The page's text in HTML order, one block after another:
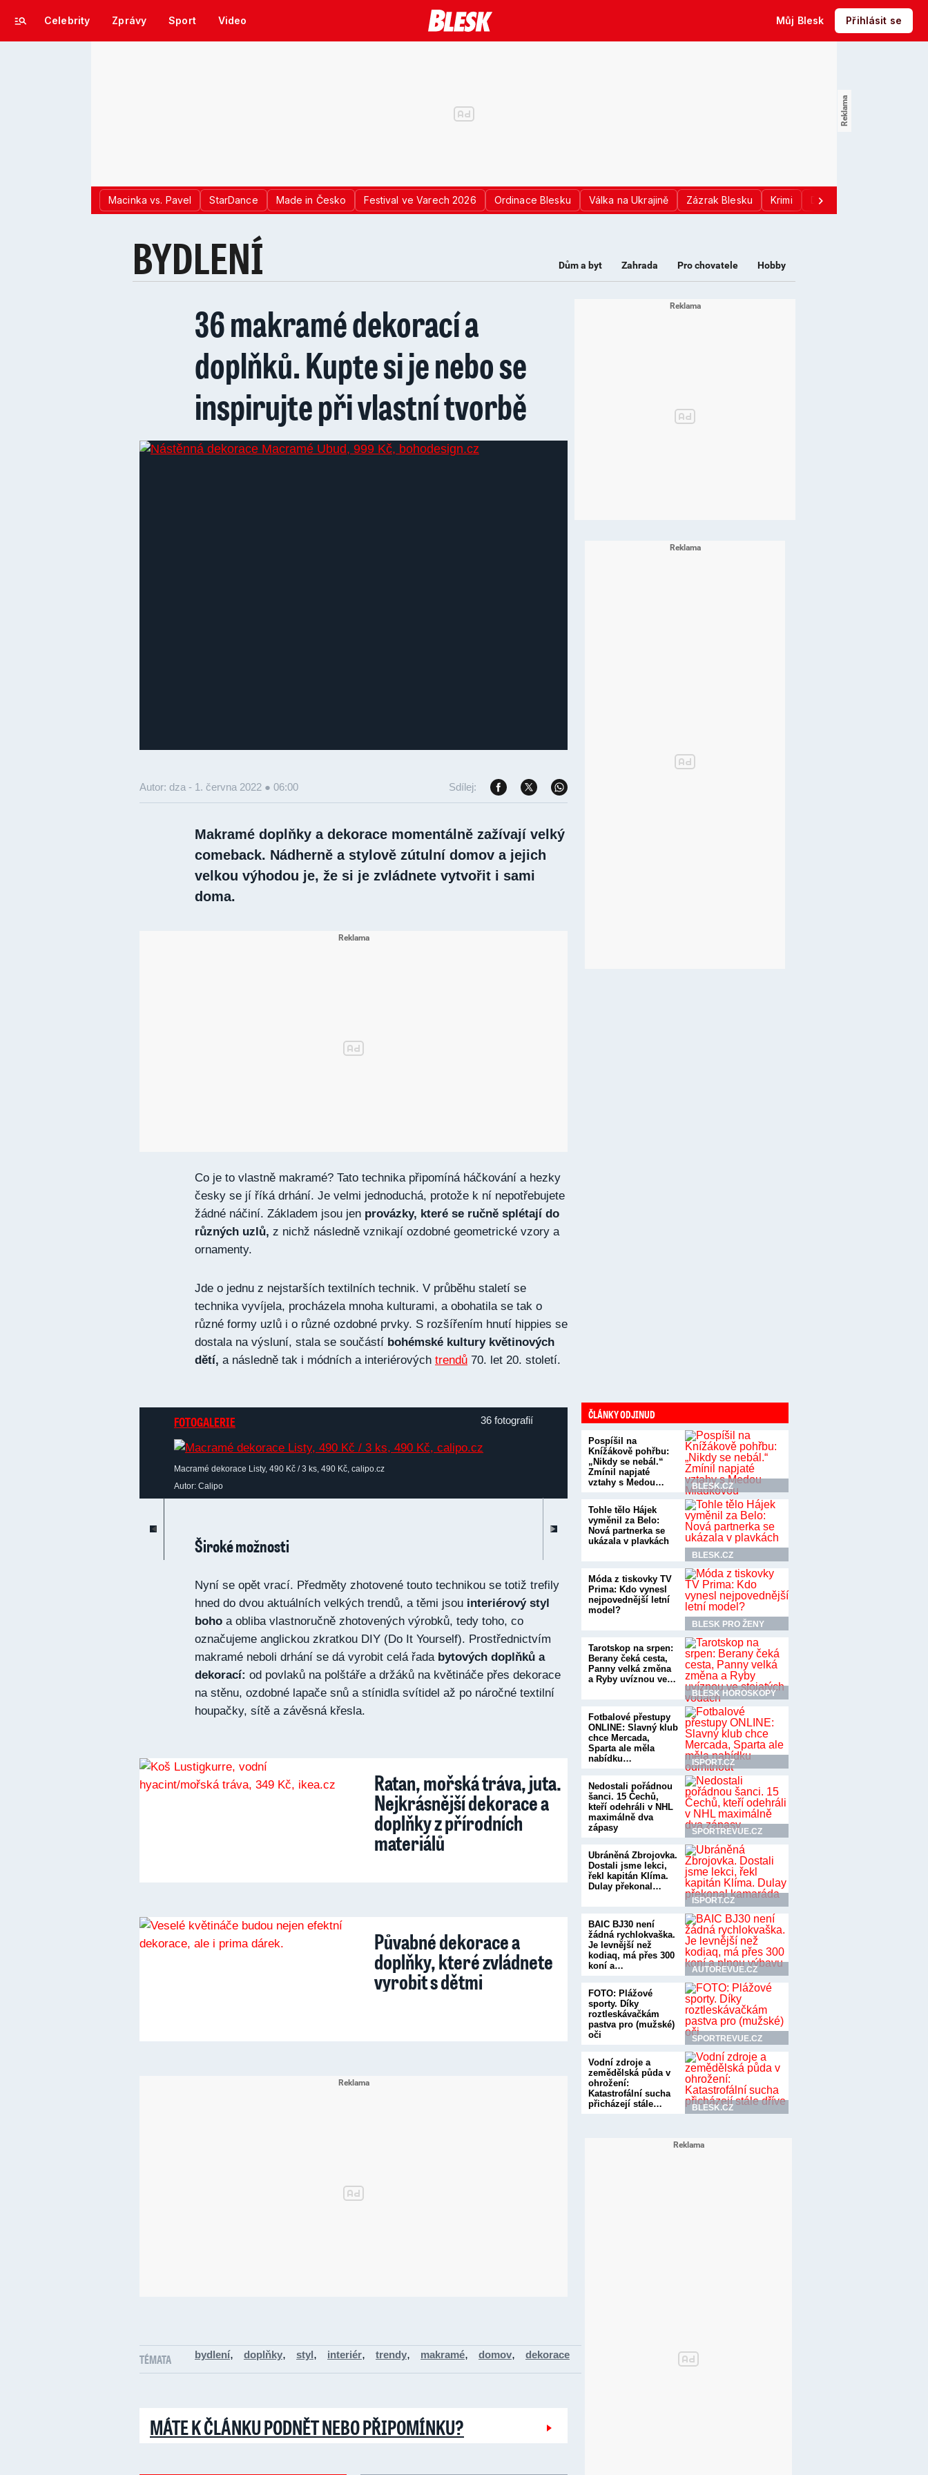
Celebrity Zprávy Sport Video Můj Blesk Přihlásit se
Macinka vs. Pavel StarDance Made in Česko Festival ve Varech 2026 Ordinace Blesku Válka na Ukrajině Zázrak Blesku Krimi Donald Trump
BYDLENÍ Dům a byt Zahrada Pro chovatele Hobby
36 makramé dekorací a
doplňků. Kupte si je nebo se
inspirujte při vlastní tvorbě
Autor: dza - 1. června 2022 ● 06:00 Sdílej:
Makramé doplňky a dekorace momentálně zažívají velký
comeback. Nádherně a stylově zútulní domov a jejich
velkou výhodou je, že si je zvládnete vytvořit i sami
doma.
Co je to vlastně makramé? Tato technika připomíná háčkování a hezky
česky se jí říká drhání. Je velmi jednoduchá, protože k ní nepotřebujete
žádné náčiní. Základem jsou jen provázky, které se ručně splétají do
různých uzlů, z nichž následně vznikají ozdobné geometrické vzory a
ornamenty.
Jde o jednu z nejstarších textilních technik. V průběhu staletí se
technika vyvíjela, procházela mnoha kulturami, a obohatila se tak o
různé formy uzlů i o různé ozdobné prvky. S rozšířením hnutí hippies se
dostala na výsluní, stala se součástí bohémské kultury květinových
dětí, a následně tak i módních a interiérových trendů 70. let 20. století.
FOTOGALERIE 36 fotografií
Macramé dekorace Listy, 490 Kč / 3 ks, 490 Kč, calipo.cz
Autor: Calipo
Široké možnosti
Nyní se opět vrací. Předměty zhotovené touto technikou se totiž trefily
hned do dvou aktuálních velkých trendů, a těmi jsou interiérový styl
boho a obliba vlastnoručně zhotovených výrobků, tedy toho, co
označujeme anglickou zkratkou DIY (Do It Yourself). Prostřednictvím
makramé neboli drhání se dá vyrobit celá řada bytových doplňků a
dekorací: od povlaků na polštáře a držáků na květináče přes dekorace
na stěnu, ozdobné lapače snů a stínidla svítidel až po náročné textilní
houpačky, sítě a závěsná křesla.
Ratan, mořská tráva, juta.
Nejkrásnější dekorace a
doplňky z přírodních
materiálů
Půvabné dekorace a
doplňky, které zvládnete
vyrobit s dětmi
TÉMATA bydlení, doplňky, styl, interiér, trendy, makramé, domov, dekorace
MÁTE K ČLÁNKU PODNĚT NEBO PŘIPOMÍNKU?
ČLÁNKY ODJINUD
Pospíšil na
Knížákově pohřbu:
„Nikdy se nebál.“
Zmínil napjaté
vztahy s Medou…
BLESK.CZ
Tohle tělo Hájek
vyměnil za Belo:
Nová partnerka se
ukázala v plavkách
BLESK.CZ
Móda z tiskovky TV
Prima: Kdo vynesl
nejpovednější letní
model?
BLESK PRO ŽENY
Tarotskop na srpen:
Berany čeká cesta,
Panny velká změna
a Ryby uvíznou ve…
BLESK HOROSKOPY
Fotbalové přestupy
ONLINE: Slavný klub
chce Mercada,
Sparta ale měla
nabídku…
ISPORT.CZ
Nedostali pořádnou
šanci. 15 Čechů,
kteří odehráli v NHL
maximálně dva
zápasy
SPORTREVUE.CZ
Ubráněná Zbrojovka.
Dostali jsme lekci,
řekl kapitán Klíma.
Dulay překonal…
ISPORT.CZ
BAIC BJ30 není
žádná rychlokvaška.
Je levnější než
kodiaq, má přes 300
koní a…
AUTOREVUE.CZ
FOTO: Plážové
sporty. Díky
roztleskávačkám
pastva pro (mužské)
oči
SPORTREVUE.CZ
Vodní zdroje a
zemědělská půda v
ohrožení:
Katastrofální sucha
přicházejí stále…
BLESK.CZ